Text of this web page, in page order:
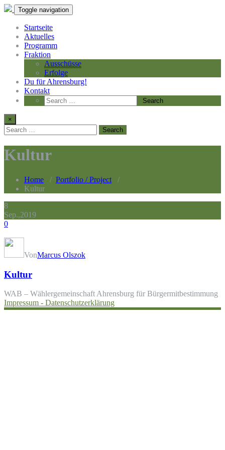
Toggle navigation
Startseite
Aktuelles
Programm
Fraktion
Ausschüsse
Erfolge
Du für Ahrensburg!
Kontakt
×
Kultur
Home / Portfolio / Project /
Kultur
8
Sep.,2019
0
VonMarcus Olszok
Kultur
WAB – Wählergemeinschaft Ahrensburg für Bürgermitbestimmung
Impressum - Datenschutzerklärung